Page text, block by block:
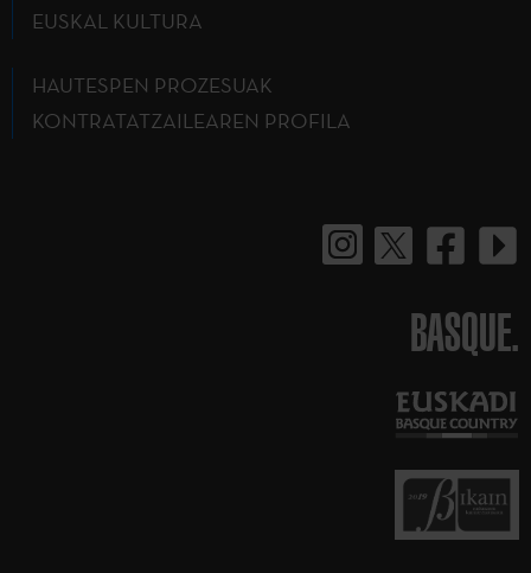
EUSKAL KULTURA
HAUTESPEN PROZESUAK
KONTRATATZAILEAREN PROFILA
BASQUE.